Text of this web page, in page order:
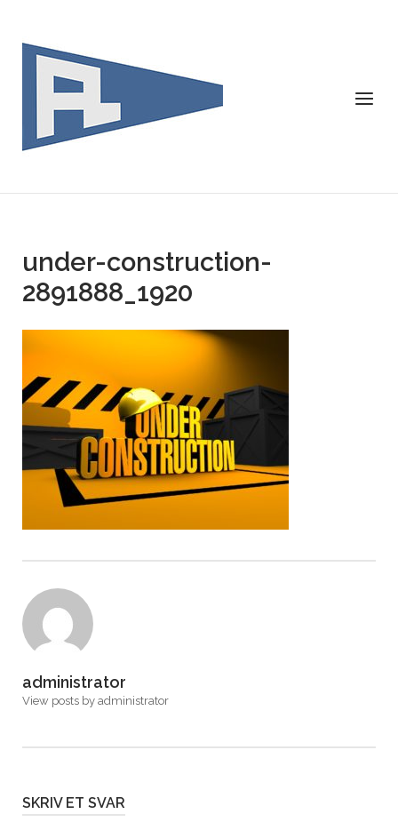
content
Menu
under-construction-
2891888_1920
administrator
View posts by administrator
SKRIV ET SVAR